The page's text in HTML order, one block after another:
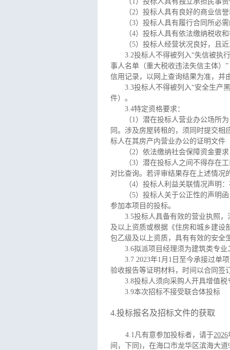
（2）投标人具有良好的商业信
（3）投标人具有履行合同所必
（4）投标人具有依法缴纳税收
（5）投标人经营状况良好，且
3.2投标人不得被列入“失信被执
事人名单（重大税收违法失信主体）
信用记录，以网上查询结果为准，并
3.3投标人不得被列入“安全生产
件）。
3.4特定资格要求：
（1）潜在投标人营业办公场所
同。涉及房屋转租的，须同时提交
标人在其房产内营业办公的证明文件
（2）依法缴纳社会保障资金要
（3）潜在投标人之间不得存在
对比查询。若评审结果存在上述情况
（4）投标人利益关联情况声明
（5）投标人关于公正性的声明
参加本项目的投标。
3.5投标人具备有效的营业执照
及以上资质或根据《住房和城乡建设
包乙级及以上资质，具有有效的安全
3.6拟派项目经理须为建筑类专
3.7 2023年1月 1 日至今承接过单
验收报告等证明材料，时间以合同签
3.8投标人须向采购人开具增值
3.9本次招标不接受联合体投标
4.投标报名及招标文件的获取
4.1凡有意参加投标者，请于2026
间，下同 ) ，在海口市龙华区滨海大道